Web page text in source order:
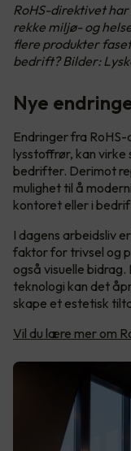
RoHS-direktivet
rekke miljø- og
flere produkter
bedrift? Bilder:
Nye
Endringer fra
lysstoffrør, kan
bedrifter. Derimot
mulighet til å
kontoret eller i
I dagens arbeidsliv
faktor for trivsel og
også visuelle bidrag.
teknologi kan det
skape et estetisk
Vil du lære mer om